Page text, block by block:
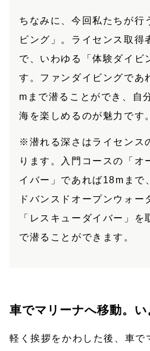
ちなみに、今回私たちが行
ビング」。ライセンス取得
で、いわゆる「体験ダイビ
す。ファンダイビングであ
mまで潜ることができ、自
海を楽しめるのが魅力です。
※潜れる深さはライセンス
ります。入門コースの「オ
イバー」であれば18mまで
ドバンスドオープンウォー
「レスキューダイバー」を
で潜ることができます。
車でマリーナへ移動。い
軽く挨拶をかわした後、車で